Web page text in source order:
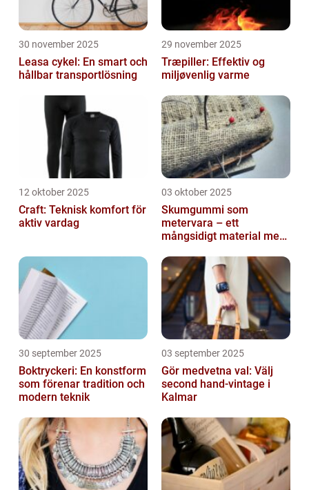
30 november 2025
Leasa cykel: En smart och
hållbar transportlösning
29 november 2025
Træpiller: Effektiv og
miljøvenlig varme
12 oktober 2025
Craft: Teknisk komfort för
aktiv vardag
03 oktober 2025
Skumgummi som
metervara – ett
mångsidigt material med
användningsområden
30 september 2025
Boktryckeri: En konstform
som förenar tradition och
modern teknik
03 september 2025
Gör medvetna val: Välj
second hand-vintage i
Kalmar